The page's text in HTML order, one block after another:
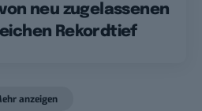
neu zugelassenen
Rekordtief
anzeigen